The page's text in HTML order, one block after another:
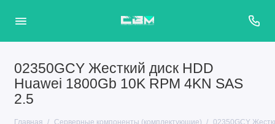
02350GCY Жесткий диск HDD
Huawei 1800Gb 10K RPM 4KN SAS
2.5
Главная Серверные компоненты (комплектующие) 02350GCY